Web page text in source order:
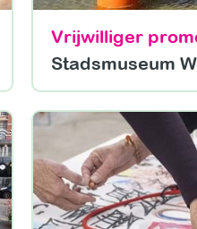
Vrijwilliger
Stadsmuseum